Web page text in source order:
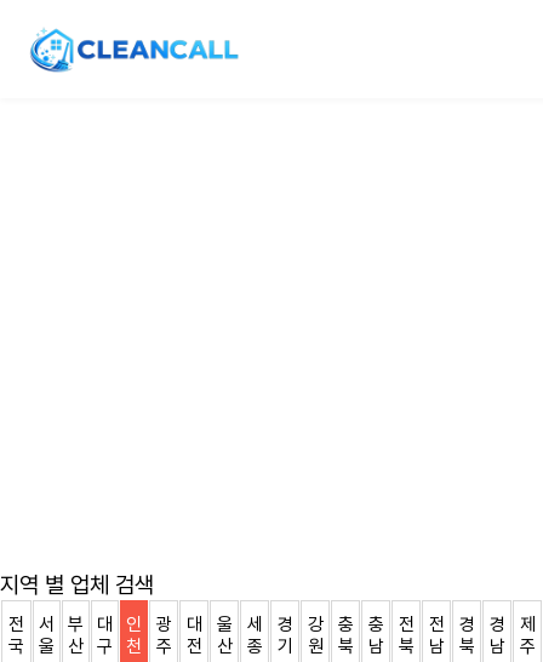
지역 별 업체 검색
전
국
서
울
부
산
대
구
인
천
광
주
대
전
울
산
세
종
경
기
강
원
충
북
충
남
전
북
전
남
경
북
경
남
제
주